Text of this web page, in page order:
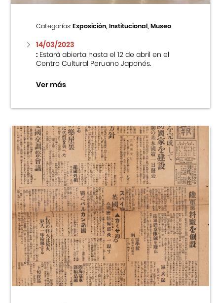
Categorías:Exposición, Institucional, Museo
14/03/2023
:Estará abierta hasta el 12 de abril en el
Centro Cultural Peruano Japonés.
Ver más